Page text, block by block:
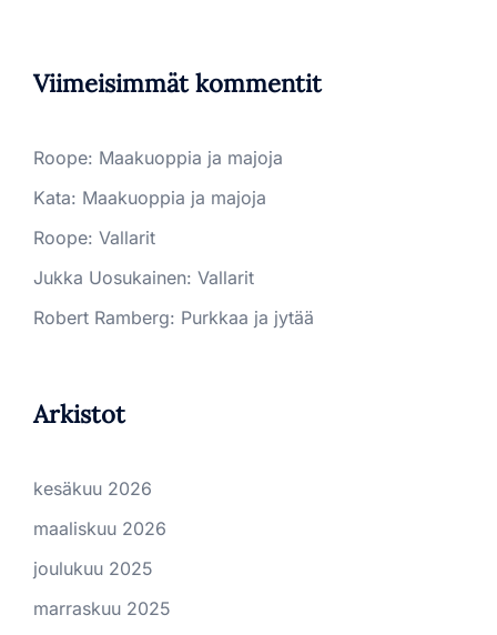
Viimeisimmät kommentit
Roope: Maakuoppia ja majoja
Kata: Maakuoppia ja majoja
Roope: Vallarit
Jukka Uosukainen: Vallarit
Robert Ramberg: Purkkaa ja jytää
Arkistot
kesäkuu 2026
maaliskuu 2026
joulukuu 2025
marraskuu 2025